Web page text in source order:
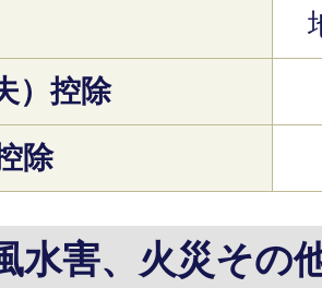
）控除
除
水害、火災その